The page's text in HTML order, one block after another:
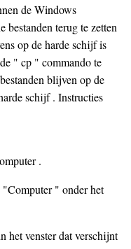
de Windows
terug te zetten
op de harde schijf is
" cp " commando te
blijven op de
schijf . Instructies
.
" onder het
venster dat verschijnt